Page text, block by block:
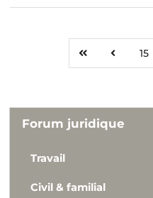
15
Forum juridique
Travail
Civil & familial